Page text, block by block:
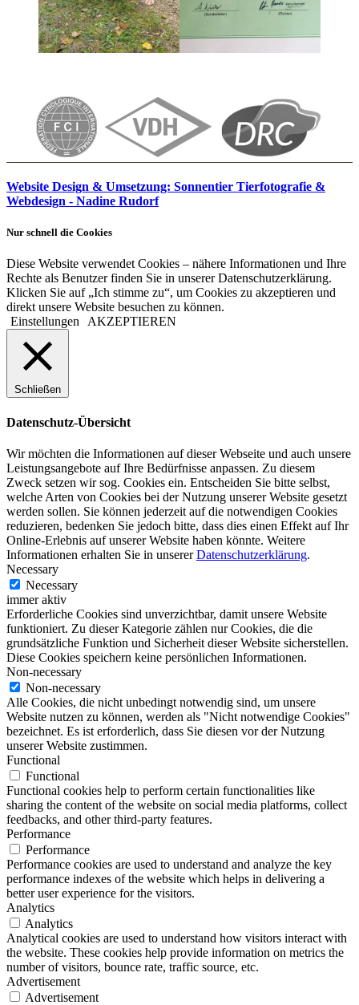
Website Design & Umsetzung: Sonnentier Tierfotografie &
Webdesign - Nadine Rudorf
Nur schnell die Cookies
Diese Website verwendet Cookies – nähere Informationen und Ihre
Rechte als Benutzer finden Sie in unserer Datenschutzerklärung.
Klicken Sie auf „Ich stimme zu“, um Cookies zu akzeptieren und
direkt unsere Website besuchen zu können.
Einstellungen
AKZEPTIEREN
Schließen
Datenschutz-Übersicht
Wir möchten die Informationen auf dieser Webseite und auch unsere
Leistungsangebote auf Ihre Bedürfnisse anpassen. Zu diesem
Zweck setzen wir sog. Cookies ein. Entscheiden Sie bitte selbst,
welche Arten von Cookies bei der Nutzung unserer Website gesetzt
werden sollen. Sie können jederzeit auf die notwendigen Cookies
reduzieren, bedenken Sie jedoch bitte, dass dies einen Effekt auf Ihr
Online-Erlebnis auf unserer Website haben könnte. Weitere
Informationen erhalten Sie in unsererDatenschutzerklärung.
Necessary
Necessary
immer aktiv
Erforderliche Cookies sind unverzichtbar, damit unsere Website
funktioniert. Zu dieser Kategorie zählen nur Cookies, die die
grundsätzliche Funktion und Sicherheit dieser Website sicherstellen.
Diese Cookies speichern keine persönlichen Informationen.
Non-necessary
Non-necessary
Alle Cookies, die nicht unbedingt notwendig sind, um unsere
Website nutzen zu können, werden als "Nicht notwendige Cookies"
bezeichnet. Es ist erforderlich, dass Sie diesen vor der Nutzung
unserer Website zustimmen.
Functional
Functional
Functional cookies help to perform certain functionalities like
sharing the content of the website on social media platforms, collect
feedbacks, and other third-party features.
Performance
Performance
Performance cookies are used to understand and analyze the key
performance indexes of the website which helps in delivering a
better user experience for the visitors.
Analytics
Analytics
Analytical cookies are used to understand how visitors interact with
the website. These cookies help provide information on metrics the
number of visitors, bounce rate, traffic source, etc.
Advertisement
Advertisement